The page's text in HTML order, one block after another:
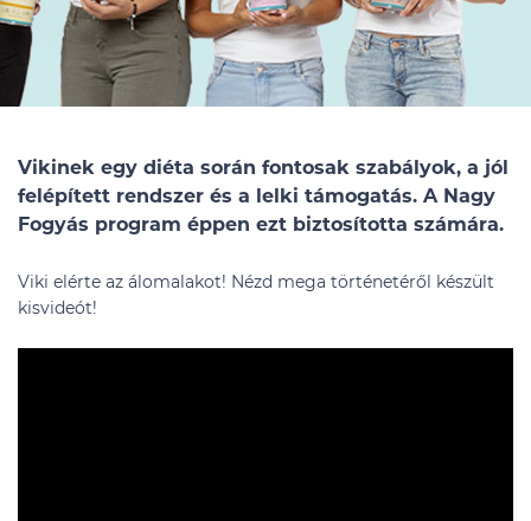
Vikinek egy diéta során fontosak szabályok, a jól
felépített rendszer és a lelki támogatás. A Nagy
Fogyás program éppen ezt biztosította számára.
Viki elérte az álomalakot! Nézd mega történetéről készült
kisvideót!